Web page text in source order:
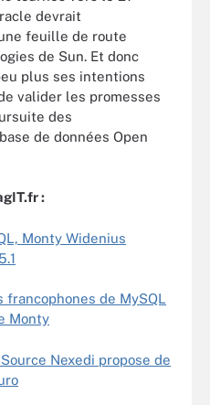
devrait
feuille de route
de Sun. Et donc
plus ses intentions
valider les promesses
des
de données Open
:
Monty Widenius
de MySQL
Monty
Nexedi propose de